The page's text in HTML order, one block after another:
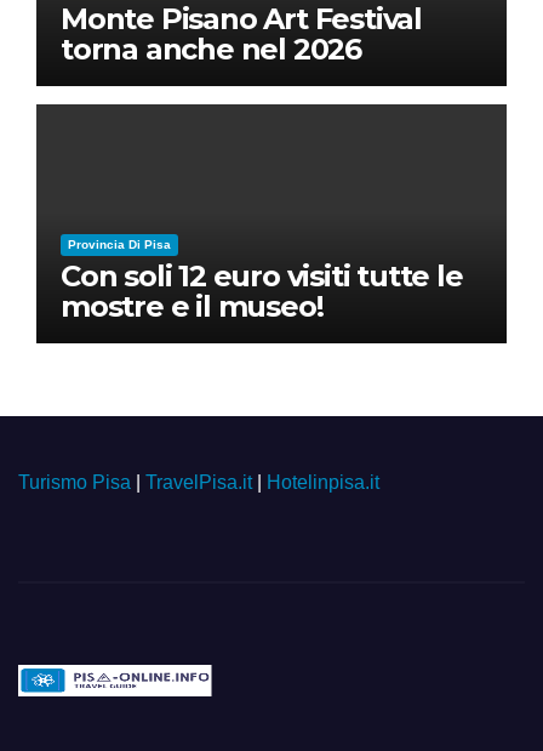
Monte Pisano Art Festival
torna anche nel 2026
Provincia Di Pisa
Con soli 12 euro visiti tutte le
mostre e il museo!
Turismo Pisa TravelPisa.it| Hotelinpisa.it